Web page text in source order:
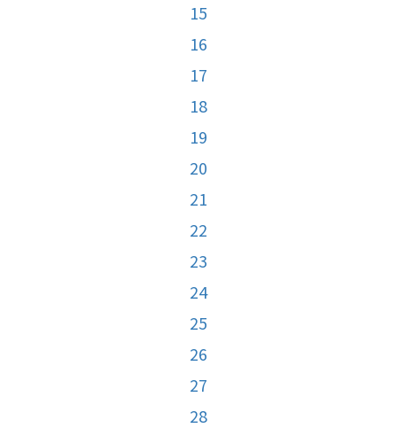
15
16
17
18
19
20
21
22
23
24
25
26
27
28